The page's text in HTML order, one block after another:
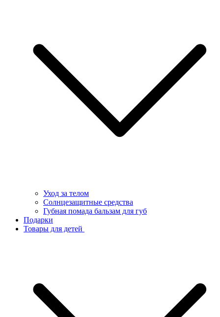
Уход за телом
Солнцезащитные средства
Губная помада бальзам для губ
Подарки
Товары для детей